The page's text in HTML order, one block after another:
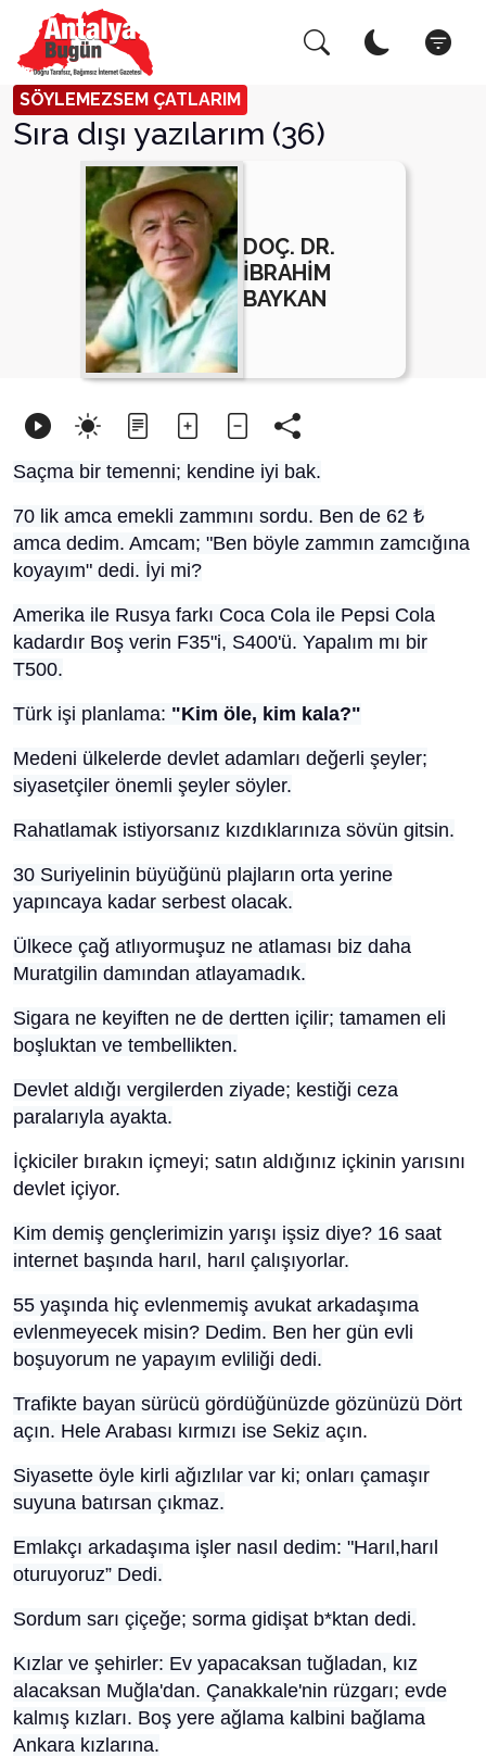
SÖYLEMEZSEM ÇATLARIM
Sıra dışı yazılarım (36)
DOÇ. DR.
İBRAHİM
BAYKAN
Saçma bir temenni; kendine iyi bak.
70 lik amca emekli zammını sordu. Ben de 62 ₺
amca dedim. Amcam; "Ben böyle zammın zamcığına
koyayım" dedi. İyi mi?
Amerika ile Rusya farkı Coca Cola ile Pepsi Cola
kadardır Boş verin F35"i, S400'ü. Yapalım mı bir
T500.
Türk işi planlama: "Kim öle, kim kala?"
Medeni ülkelerde devlet adamları değerli şeyler;
siyasetçiler önemli şeyler söyler.
Rahatlamak istiyorsanız kızdıklarınıza sövün gitsin.
30 Suriyelinin büyüğünü plajların orta yerine
yapıncaya kadar serbest olacak.
Ülkece çağ atlıyormuşuz ne atlaması biz daha
Muratgilin damından atlayamadık.
Sigara ne keyiften ne de dertten içilir; tamamen eli
boşluktan ve tembellikten.
Devlet aldığı vergilerden ziyade; kestiği ceza
paralarıyla ayakta.
İçkiciler bırakın içmeyi; satın aldığınız içkinin yarısını
devlet içiyor.
Kim demiş gençlerimizin yarışı işsiz diye? 16 saat
internet başında harıl, harıl çalışıyorlar.
55 yaşında hiç evlenmemiş avukat arkadaşıma
evlenmeyecek misin? Dedim. Ben her gün evli
boşuyorum ne yapayım evliliği dedi.
Trafikte bayan sürücü gördüğünüzde gözünüzü Dört
açın. Hele Arabası kırmızı ise Sekiz açın.
Siyasette öyle kirli ağızlılar var ki; onları çamaşır
suyuna batırsan çıkmaz.
Emlakçı arkadaşıma işler nasıl dedim: "Harıl,harıl
oturuyoruz” Dedi.
Sordum sarı çiçeğe; sorma gidişat b*ktan dedi.
Kızlar ve şehirler: Ev yapacaksan tuğladan, kız
alacaksan Muğla'dan. Çanakkale'nin rüzgarı; evde
kalmış kızları. Boş yere ağlama kalbini bağlama
Ankara kızlarına.
Arama Yap! Kapat